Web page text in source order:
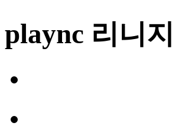
plaync 리니지